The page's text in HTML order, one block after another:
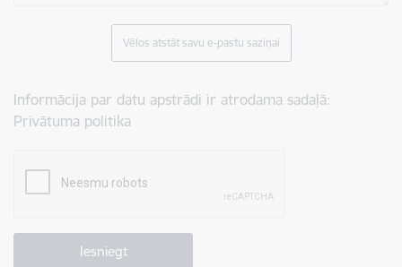
Vēlos atstāt savu e-pastu saziņai
Informācija par datu apstrādi ir atrodama sadaļā:
Privātuma politika